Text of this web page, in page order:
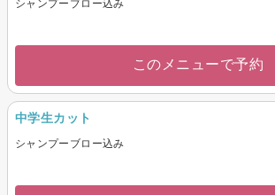
シャンプーブロー込み
このメニューで予約
中学生カット
シャンプーブロー込み